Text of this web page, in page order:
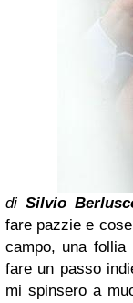
diSilvio
fare pazzie e
campo, una follia
fare un passo
mi spinsero a